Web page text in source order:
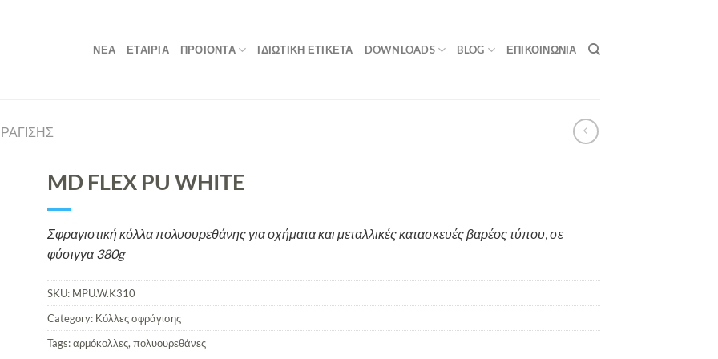
ΝΕΑ ΕΤΑΙΡΙΑ ΠΡΟΙΟΝΤΑ ΙΔΙΩΤΙΚΗ ΕΤΙΚΕΤΑ DOWNLOADS BLOG ΕΠΙΚΟΙΝΩΝΙΑ
MD FLEX PU WHITE
Σφραγιστική κόλλα πολυουρεθάνης για οχήματα και μεταλλικές κατασκευές βαρέος τύπου, σε
φύσιγγα 380g
SKU: MPU.W.K310
Category: Κόλλες σφράγισης
Tags:αρμόκολλες, πολυουρεθάνες